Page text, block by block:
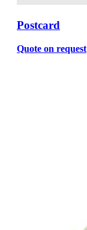
Postcard
Quote on request